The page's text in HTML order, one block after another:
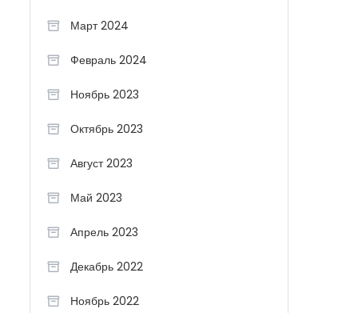
Март 2024
Февраль 2024
Ноябрь 2023
Октябрь 2023
Август 2023
Май 2023
Апрель 2023
Декабрь 2022
Ноябрь 2022